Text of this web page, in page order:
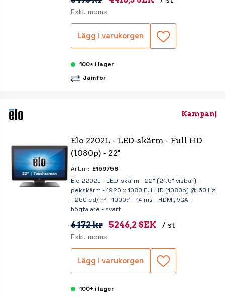
Exkl. moms
Lägg i varukorgen
100+ i lager
Jämför
Kampanj
Elo 2202L - LED-skärm - Full HD
(1080p) - 22"
Art.nr: E159758
Elo 2202L - LED-skärm - 22" (21.5" visbar) -
pekskärm - 1920 x 1080 Full HD (1080p) @ 60 Hz
- 250 cd/m² - 1000:1 - 14 ms - HDMI, VGA -
högtalare - svart
6 172 kr 5246,2 SEK / st
Exkl. moms
Lägg i varukorgen
100+ i lager